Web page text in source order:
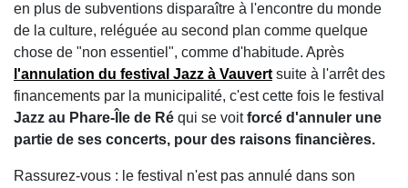
en plus de subventions disparaître à l'encontre du monde
de la culture, reléguée au second plan comme quelque
chose de "non essentiel", comme d'habitude. Après
l'annulation du festival Jazz à Vauvert suite à l'arrêt des
financements par la municipalité, c'est cette fois le festival
Jazz au Phare-Île de Ré qui se voitforcé d'annuler une
partie de ses concerts, pour des raisons financières.
Rassurez-vous : le festival n'est pas annulé dans son